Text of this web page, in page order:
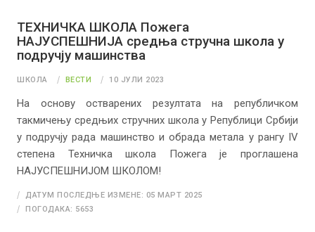
ТЕХНИЧКА ШКОЛА Пожега
НАЈУСПЕШНИЈА средња стручна школа у
подручју машинства
ШКОЛА ВЕСТИ 10 ЈУЛИ 2023
На основу остварених резултата на републичком
такмичењу средњих стручних школа у Републици Србији
у подручју рада машинство и обрада метала у рангу IV
степена Техничка школа Пожега је проглашена
НАЈУСПЕШНИЈОМ ШКОЛОМ!
ДАТУМ ПОСЛЕДЊЕ ИЗМЕНЕ: 05 МАРТ 2025
ПОГОДАКА: 5653